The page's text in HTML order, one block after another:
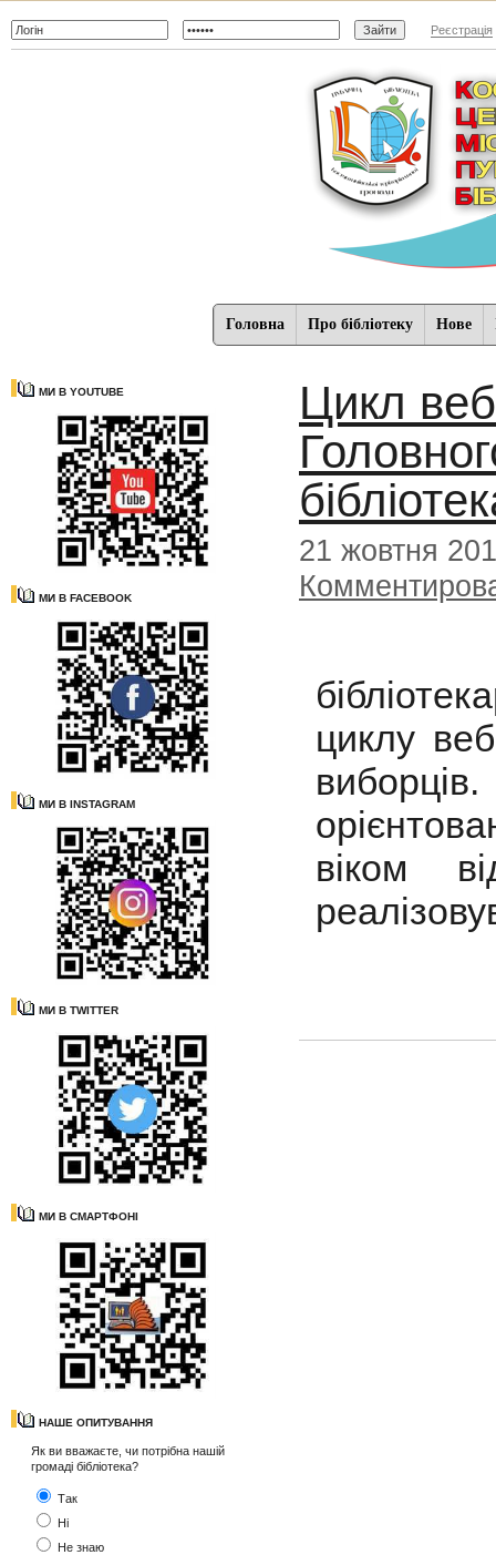
Реєстрація
Головна Про бібліотеку Нове
МИ В YOUTUBE
МИ В FACEBOOK
МИ В INSTAGRAM
МИ В TWITTER
МИ В СМАРТФОНІ
НАШЕ ОПИТУВАННЯ
Як ви вважаєте, чи потрібна нашій
громаді бібліотека?
Так
Ні
Не знаю
Цикл
21 жовтня
циклу
віком